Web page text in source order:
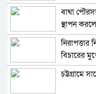
বাঘা
স্থাপন
নিরাপত্তার
বিচারের
চট্টগ্রামে